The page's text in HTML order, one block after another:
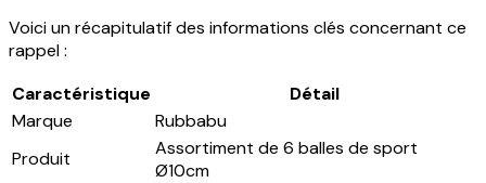
Voici un récapitulatif des informations clés concernant ce
rappel :
Caractéristique
Détail
Marque
Rubbabu
Produit
Assortiment de 6 balles de sport
Ø10cm